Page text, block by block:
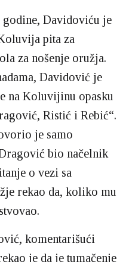
Davidoviću je
pita za
za nošenje oružja.
Davidović je
na Koluvijinu opasku
Ristić i Rebić“.
je samo
bio načelnik
o vezi sa
rekao da, koliko mu
komentarišući
je da je tumačenje